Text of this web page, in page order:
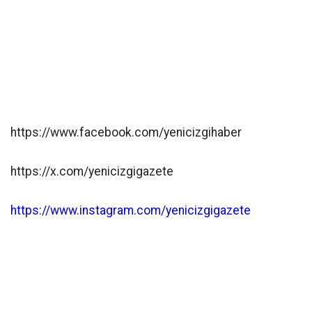
https://www.facebook.com/yenicizgihaber
https://x.com/yenicizgigazete
https://www.instagram.com/yenicizgigazete